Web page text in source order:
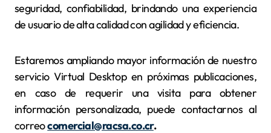
seguridad, confiabilidad, brindando una experiencia
de usuario de alta calidad con agilidad y eficiencia.
Estaremos ampliando mayor información de nuestro
servicio Virtual Desktop en próximas publicaciones,
en caso de requerir una visita para obtener
información personalizada, puede contactarnos al
correocomercial@racsa.co.cr.